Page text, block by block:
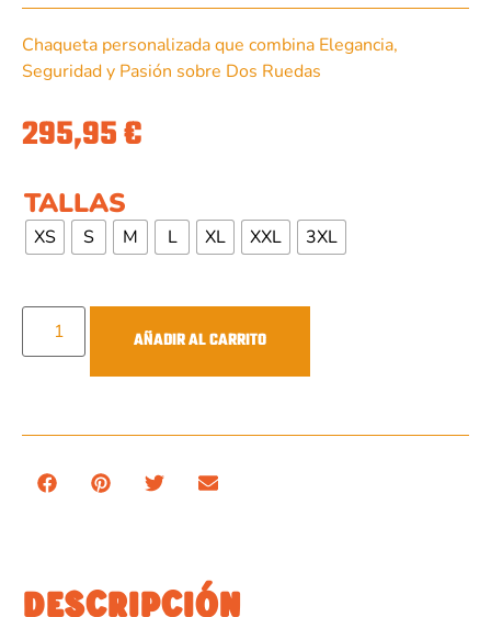
Chaqueta personalizada que combina Elegancia,
Seguridad y Pasión sobre Dos Ruedas
295,95€
TALLAS
XS S M L XL XXL 3XL
AÑADIR AL CARRITO
DESCRIPCIÓN